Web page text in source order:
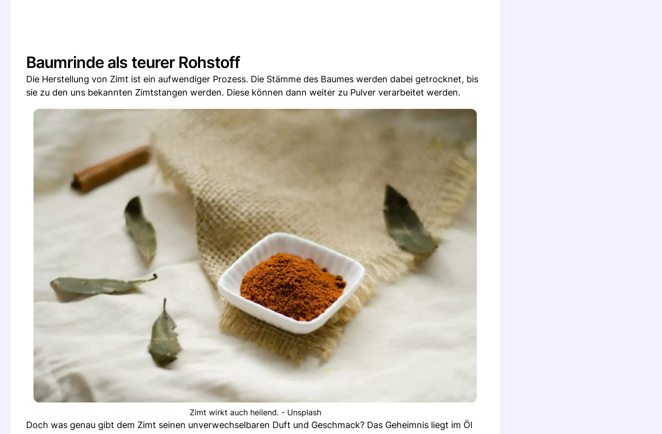
Baumrinde als teurer Rohstoff
Die Herstellung von Zimt ist ein aufwendiger Prozess. Die Stämme des Baumes werden dabei getrocknet, bis
sie zu den uns bekannten Zimtstangen werden. Diese können dann weiter zu Pulver verarbeitet werden.
Zimt wirkt auch heilend. - Unsplash
Doch was genau gibt dem Zimt seinen unverwechselbaren Duft und Geschmack? Das Geheimnis liegt im Öl